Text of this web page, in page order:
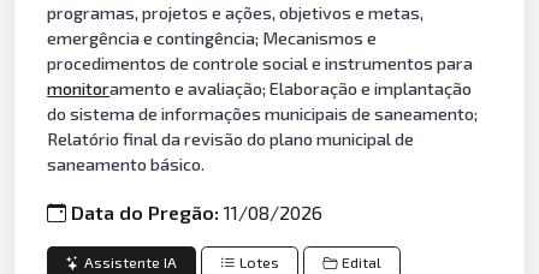
programas, projetos e ações, objetivos e metas,
emergência e contingência; Mecanismos e
procedimentos de controle social e instrumentos para
monitoramento e avaliação; Elaboração e implantação
do sistema de informações municipais de saneamento;
Relatório final da revisão do plano municipal de
saneamento básico.
Data do Pregão:11/08/2026
Assistente IA Lotes Edital